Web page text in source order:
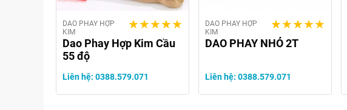
DAO PHAY HỢP
KIM
Dao Phay Hợp Kim Cầu
55 độ
Liên hệ: 0388.579.071
DAO PHAY HỢP
KIM
DAO PHAY NHỎ 2T
Liên hệ: 0388.579.071